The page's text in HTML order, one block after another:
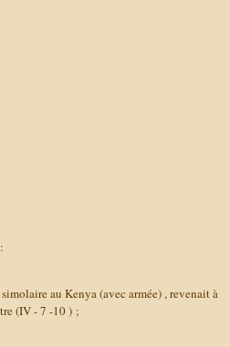
au Kenya (avec armée) , revenait à
(IV - 7 -10 ) ;